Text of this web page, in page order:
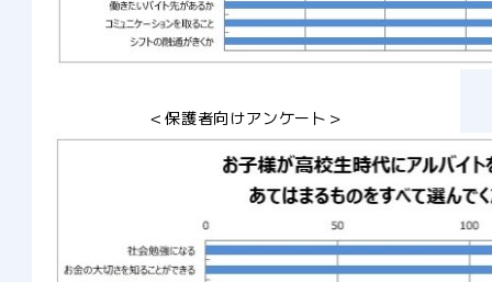
＜保護者向けアンケート＞